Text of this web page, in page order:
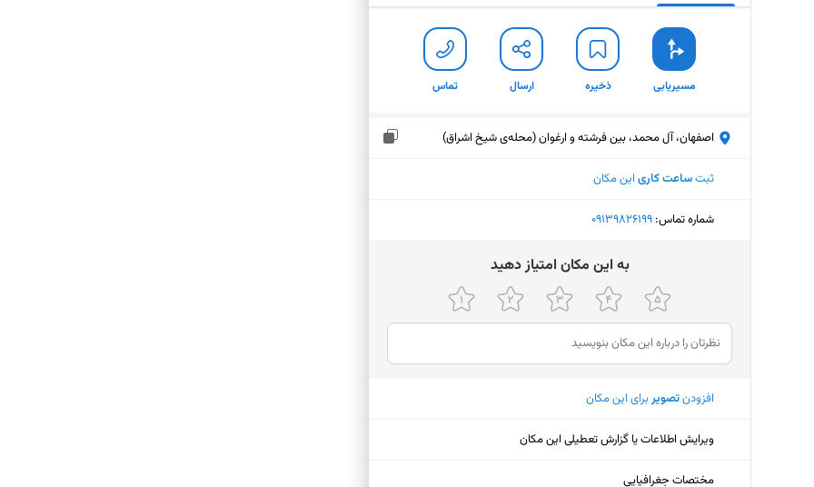
مسیریابی ذخیره ارسال تماس
اصفهان، آل محمد، بین فرشته و ارغوان (محله‌ی شیخ اشراق)
ثبتساعت کاری این مکان
شماره تماس: ‎09139826199
ﺑﻪ اﯾﻦ ﻣﮑﺎن اﻣﺘﯿﺎز دﻫﯿﺪ
افزودنتصویربرای این مکان
ویرایش اطلاعات یا گزارش تعطیلی این مکان
مختصات جغرافیایی